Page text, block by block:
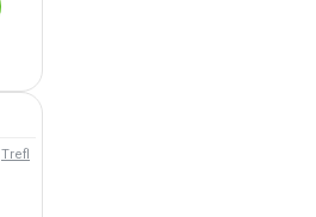
Trefl